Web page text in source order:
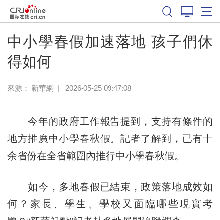
中小學春假加速落地 孩子們休
得如何
來源： 新華網 | 2026-05-25 09:47:08
今年的政府工作報告提到，支持有條件的
地方推廣中小學春秋假。記者了解到，已有十
余省份在全省範圍內推行中小學春秋假。
如今，多地春假已結束，政策落地成效如
何？家長、學生、學校又面臨哪些現實考